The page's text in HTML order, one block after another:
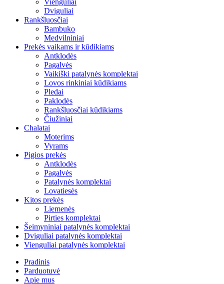
Dviguliai
Rankšluosčiai
Bambuko
Medvilniniai
Prekės vaikams ir kūdikiams
Antklodės
Pagalvės
Vaikiški patalynės komplektai
Lovos rinkiniai kūdikiams
Pledai
Paklodės
Rankšluosčiai kūdikiams
Čiužiniai
Chalatai
Moterims
Vyrams
Pigios prekės
Antklodės
Pagalvės
Patalynės komplektai
Lovatiesės
Kitos prekės
Liemenės
Pirties komplektai
Šeimyniniai patalynės komplektai
Dviguliai patalynės komplektai
Vienguliai patalynės komplektai
Pradinis
Parduotuvė
Apie mus